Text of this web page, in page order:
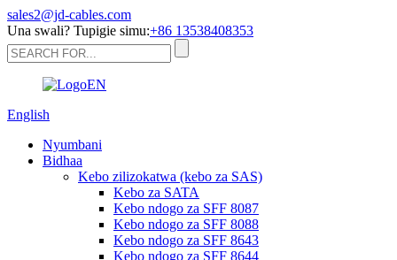
sales2@jd-cables.com
Una swali? Tupigie simu:+86 13538408353
English
Nyumbani
Bidhaa
Kebo zilizokatwa (kebo za SAS)
Kebo za SATA
Kebo ndogo za SFF 8087
Kebo ndogo za SFF 8088
Kebo ndogo za SFF 8643
Kebo ndogo za SFF 8644